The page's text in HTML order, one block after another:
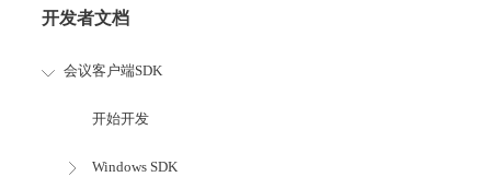
开发者文档
会议客户端SDK
开始开发
Windows SDK